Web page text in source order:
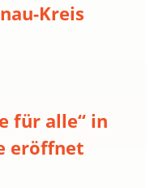
Kreis
für alle“ in
eröffnet